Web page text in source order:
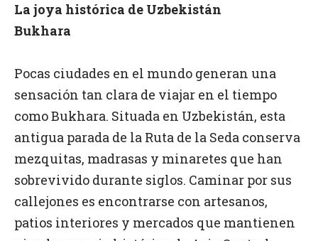
La joya histórica de Uzbekistán
Bukhara
Pocas ciudades en el mundo generan una
sensación tan clara de viajar en el tiempo
como Bukhara. Situada en Uzbekistán, esta
antigua parada de la Ruta de la Seda conserva
mezquitas, madrasas y minaretes que han
sobrevivido durante siglos. Caminar por sus
callejones es encontrarse con artesanos,
patios interiores y mercados que mantienen